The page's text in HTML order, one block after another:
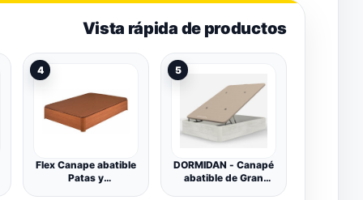
Vista rápida de productos
4
Flex Canape abatible
Patas y
5
DORMIDAN - Canapé
abatible de Gran